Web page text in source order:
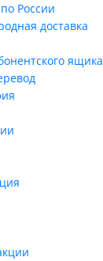
России
доставка
ящика